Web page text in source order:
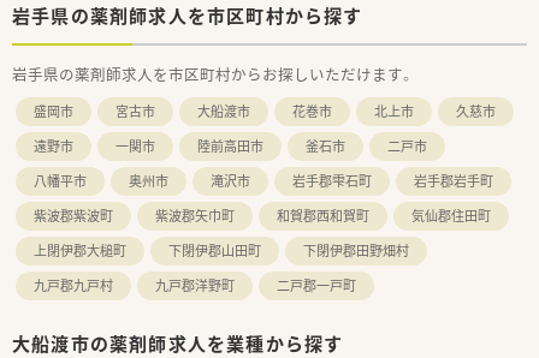
岩手県の薬剤師求人を市区町村から探す
岩手県の薬剤師求人を市区町村からお探しいただけます。
盛岡市 宮古市 大船渡市 花巻市 北上市
久慈市
遠野市
一関市 陸前高田市 釜石市
二戸市
八幡平市
奥州市 滝沢市 岩手郡雫石町
岩手郡岩手町
紫波郡紫波町
紫波郡矢巾町 和賀郡西和賀町
気仙郡住田町
上閉伊郡大槌町
下閉伊郡山田町
下閉伊郡田野畑村
九戸郡九戸村
九戸郡洋野町 二戸郡一戸町
大船渡市の薬剤師求人を業種から探す